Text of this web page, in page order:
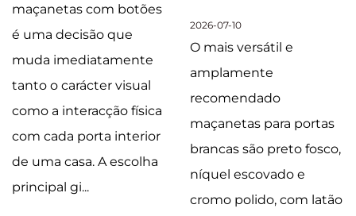
maçanetas com botões
é uma decisão que
muda imediatamente
tanto o carácter visual
como a interacção física
com cada porta interior
de uma casa. A escolha
principal gi...
2026-07-10
O mais versátil e
amplamente
recomendado
maçanetas para portas
brancas são preto fosco,
níquel escovado e
cromo polido, com latão